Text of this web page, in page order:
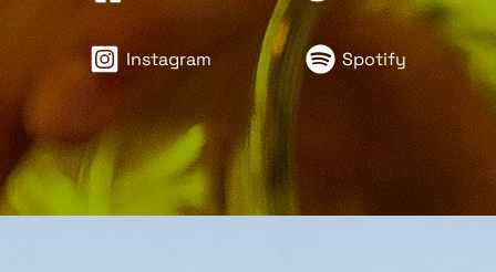
Instagram Spotify